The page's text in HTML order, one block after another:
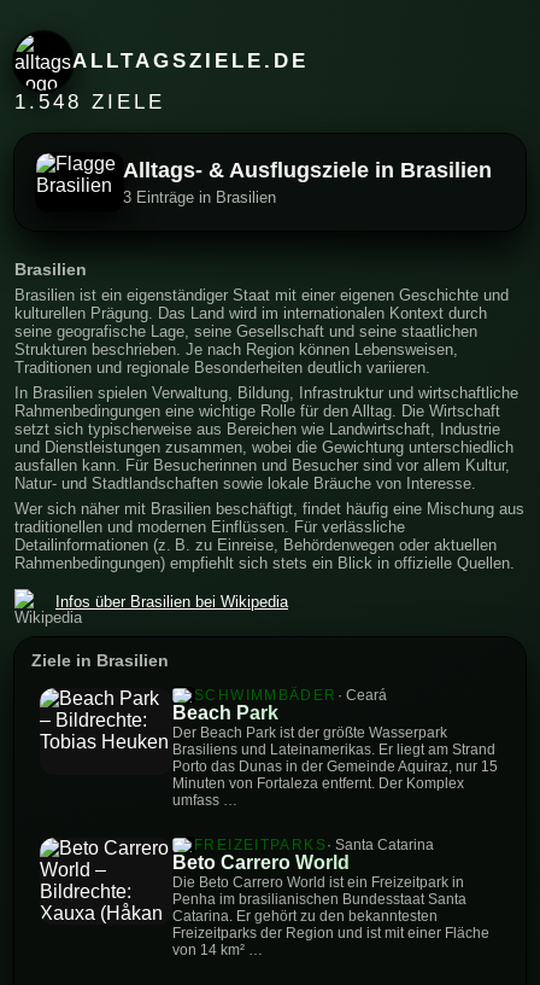
ALLTAGSZIELE.DE
1.548 ZIELE
Alltags- & Ausflugsziele in Brasilien
3 Einträge in Brasilien
Brasilien
Brasilien ist ein eigenständiger Staat mit einer eigenen Geschichte und
kulturellen Prägung. Das Land wird im internationalen Kontext durch
seine geografische Lage, seine Gesellschaft und seine staatlichen
Strukturen beschrieben. Je nach Region können Lebensweisen,
Traditionen und regionale Besonderheiten deutlich variieren.
In Brasilien spielen Verwaltung, Bildung, Infrastruktur und wirtschaftliche
Rahmenbedingungen eine wichtige Rolle für den Alltag. Die Wirtschaft
setzt sich typischerweise aus Bereichen wie Landwirtschaft, Industrie
und Dienstleistungen zusammen, wobei die Gewichtung unterschiedlich
ausfallen kann. Für Besucherinnen und Besucher sind vor allem Kultur,
Natur- und Stadtlandschaften sowie lokale Bräuche von Interesse.
Wer sich näher mit Brasilien beschäftigt, findet häufig eine Mischung aus
traditionellen und modernen Einflüssen. Für verlässliche
Detailinformationen (z. B. zu Einreise, Behördenwegen oder aktuellen
Rahmenbedingungen) empfiehlt sich stets ein Blick in offizielle Quellen.
Infos über Brasilien bei Wikipedia
Ziele in Brasilien
SCHWIMMBÄDER · Ceará
Beach Park
Der Beach Park ist der größte Wasserpark
Brasiliens und Lateinamerikas. Er liegt am Strand
Porto das Dunas in der Gemeinde Aquiraz, nur 15
Minuten von Fortaleza entfernt. Der Komplex
umfass …
FREIZEITPARKS· Santa Catarina
Beto Carrero World
Die Beto Carrero World ist ein Freizeitpark in
Penha im brasilianischen Bundesstaat Santa
Catarina. Er gehört zu den bekanntesten
Freizeitparks der Region und ist mit einer Fläche
von 14 km² …